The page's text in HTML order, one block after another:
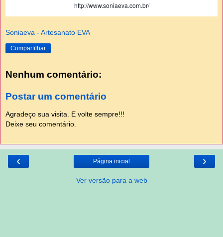
http://www.soniaeva.com.br/
Soniaeva - Artesanato EVA
Compartilhar
Nenhum comentário:
Postar um comentário
Agradeço sua visita. E volte sempre!!!
Deixe seu comentário.
‹ ›
Página inicial
Ver versão para a web